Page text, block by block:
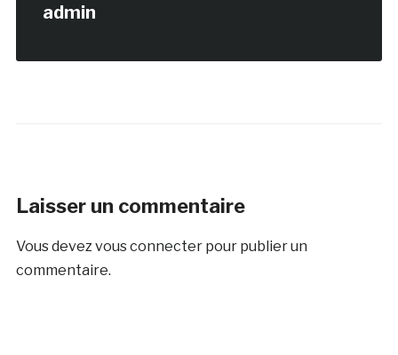
admin
Laisser un commentaire
Vous devez vous connecterpour publier un
commentaire.